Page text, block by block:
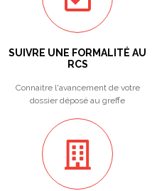
SUIVRE UNE FORMALITÉ AU
RCS
Connaitre l'avancement de votre
dossier déposé au greffe